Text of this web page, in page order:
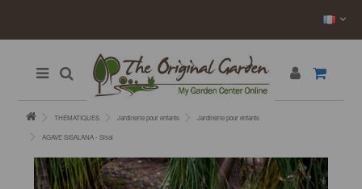
THÉMATIQUES Jardinerie pour enfants Jardinerie pour enfants
AGAVE SISALANA - Sisal